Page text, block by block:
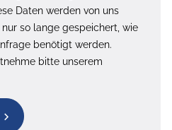
Daten werden von uns
so lange gespeichert, wie
benötigt werden.
bitte unserem